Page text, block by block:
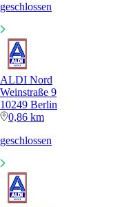
geschlossen
ALDI Nord
Weinstraße 9
10249 Berlin
0,86 km
geschlossen